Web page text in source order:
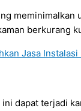
berkurang
dapat terjadi